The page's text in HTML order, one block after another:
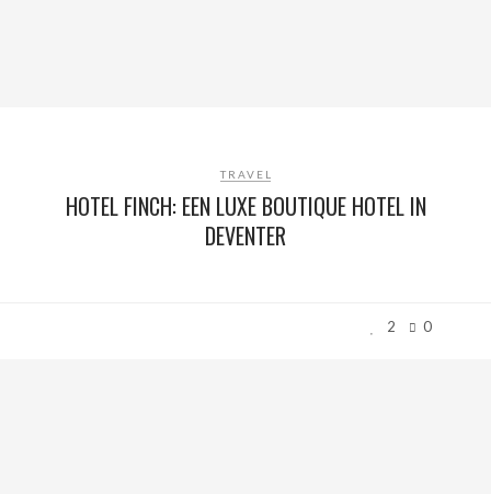
TRAVEL
HOTEL FINCH: EEN LUXE BOUTIQUE HOTEL IN
DEVENTER
2 0